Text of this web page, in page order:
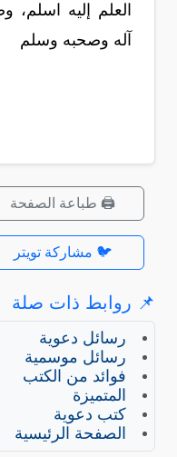
العلم إليه
آله وصحبه وسلم
🖨️ طباعة الصفحة
🐦 مشاركة تويتر
📌 روابط ذات صلة
رسائل دعوية
رسائل موسمية
فوائد من الكتب
المتميزة
كتب دعوية
الصفحة الرئيسية